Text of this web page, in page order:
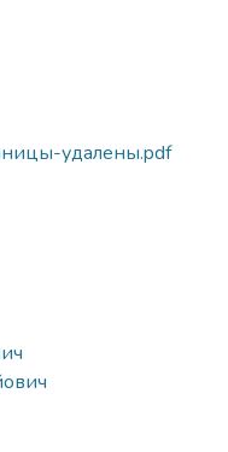
удалены.pdf